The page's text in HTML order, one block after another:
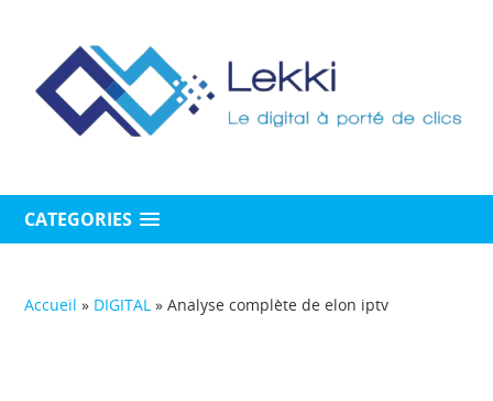
CATEGORIES
Accueil » DIGITAL »Analyse complète de elon iptv